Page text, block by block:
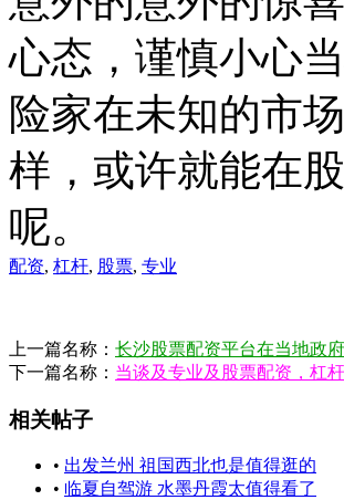
心态，谨慎小心
险家在未知的市
样，或许就能在
呢。
配资, 杠杆, 股票, 专业
上一篇名称： 长沙股票配资平台在当地政
下一篇名称： 当谈及专业及股票配资，杠
相关帖子
• 出发兰州 祖国西北也是值得逛的
• 临夏自驾游 水墨丹霞太值得看了